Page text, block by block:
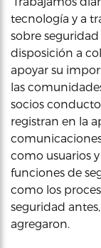
tecnología y a
sobre
disposición a
apoyar su
las
socios
registran en la
como usuarios
funciones de
como los
seguridad
agregaron.